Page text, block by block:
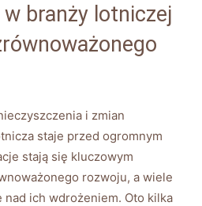
branży lotniczej
i zmian
staje przed ogromnym
stają się kluczowym
rozwoju, a wiele
ich wdrożeniem. Oto kilka